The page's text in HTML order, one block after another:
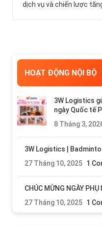
dịch vụ và chiến lược
HOẠT ĐỘNG NỘI BỘ
3W Logistics
ngày Quốc tế
8 Tháng 3,
3W Logistics |
27 Tháng 10, 2025 1
CHÚC MỪNG NGÀY
27 Tháng 10, 2025 1